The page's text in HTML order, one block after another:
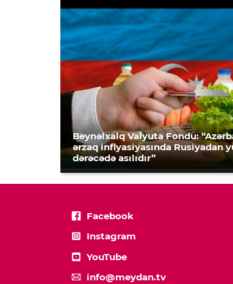
Beynəlxalq Valyuta Fondu:
ərzaq inflyasiyasında Rusiyadan
dərəcədə asılıdır”
Facebook
Instagram
YouTube
info@meydan.tv